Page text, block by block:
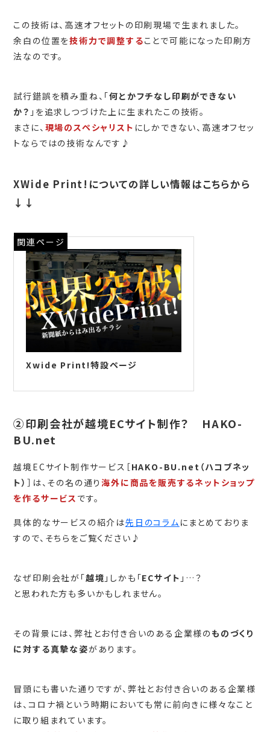
この技術は、高速オフセットの印刷現場で生まれました。
余白の位置を技術力で調整することで可能になった印刷方
法なのです。
試行錯誤を積み重ね、「何とかフチなし印刷ができない
か？ 」を追求しつづけた上に生まれたこの技術。
まさに、 現場のスペシャリスト にしかできない、高速オフセッ
トならではの技術なんです♪
XWide Print!についての詳しい情報はこちらから
↓↓
関連ページ
Xwide Print!特設ページ
②印刷会社が越境ECサイト制作？ HAKO-
BU.net
越境ECサイト制作サービス［HAKO-BU.net（ハコブネッ
ト）］は、その名の通り海外に商品を販売するネットショップ
を作るサービス です。
具体的なサービスの紹介は先日のコラム にまとめておりま
すので、そちらをご覧ください♪
なぜ印刷会社が「越境 」しかも「ECサイト 」…？
と思われた方も多いかもしれません。
その背景には、弊社とお付き合いのある企業様のものづくり
に対する真摯な姿があります。
冒頭にも書いた通りですが、弊社とお付き合いのある企業様
は、コロナ禍という時期においても常に前向きに様々なこと
に取り組まれています。